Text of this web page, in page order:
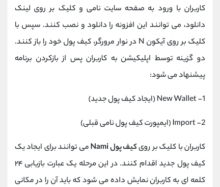
کاربران با ورود به صفحه سایت نامی و کلیک بر روی لینک
دانلود، می توانند این افزونه را دانلود و نصب کنند. سپس با
کلیک بر روی آیکون N در نوار مرورگر، کیف پول خود را باز کنند.
دو گزینه توسط اپلیکیشن به کاربران ‌پس از بازکردن برنامه
پیشنهاد می شود:
1- New Wallet (ایجاد کیف پول جدید)
2- Import (ایمپورت کیف پول نامی قبلی)
کاربران با کلیک بر رویکیف پول Nami
می توانند برای ایجاد یک
کیف پول جدید اقدام کنند. در این مرحله یک عبارت بازیابی ۲۴
کلمه ای به کاربران نمایش داده می شود که باید آن را در مکانی